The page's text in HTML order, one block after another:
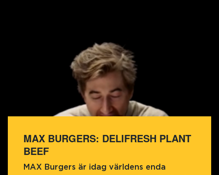
MAX BURGERS: DELIFRESH PLANT
BEEF
MAX Burgers är idag världens enda